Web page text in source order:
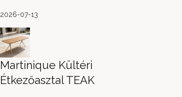
2026-07-13
Martinique Kültéri
Étkezőasztal TEAK